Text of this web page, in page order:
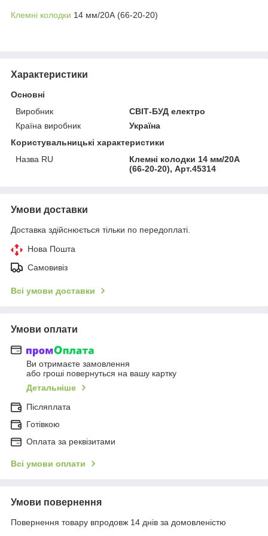
Клемні колодки 14 мм/20А (66-20-20)
Характеристики
Основні
Виробник
СВІТ-БУД електро
Країна виробник
Україна
Користувальницькі характеристики
Назва RU
Клемні колодки 14 мм/20А
(66-20-20), Арт.45314
Умови доставки
Доставка здійснюється тільки по передоплаті.
Нова Пошта
Самовивіз
Всі умови доставки
Умови оплати
Ви отримаєте замовлення
або гроші повернуться на вашу картку
Детальніше
Післяплата
Готівкою
Оплата за реквізитами
Всі умови оплати
Умови повернення
Повернення товару впродовж 14 днів за домовленістю